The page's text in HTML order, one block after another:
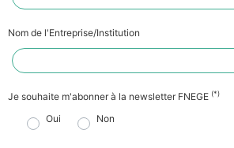
Nom de l'Entreprise/Institution
Je souhaite m'abonner à la newsletter FNEGE (*)
Oui Non